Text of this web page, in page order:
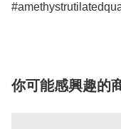
你可能感興趣的